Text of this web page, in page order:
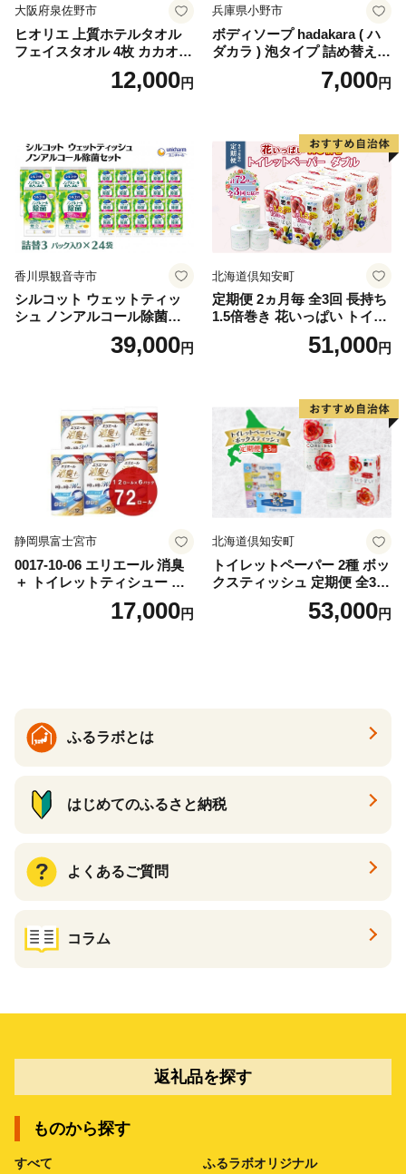
大阪府泉佐野市
ヒオリエ 上質ホテルタオル
フェイスタオル 4枚 カカオ
【タオル 泉州タオル 吸水 普
段使い 無地 シンプル 日用品
12,000円
兵庫県小野市
ボディソープ hadakara ( ハ
ダカラ ) 泡タイプ 詰め替え 4
40ml×4袋 ボディーソープ 泡
ボディソープ 泡 日用品 消耗
泡石鹸 石鹸 兵庫 兵庫県 小野
7,000円
香川県観音寺市
シルコット ウェットティッ
シュ ノンアルコール除菌詰
替（43枚×3P）×24袋 日用品
おもちゃ 拭き取り 手拭き 外
39,000円
北海道倶知安町
定期便 2ヵ月毎 全3回 長持ち
1.5倍巻き 花いっぱい トイレ
ットペーパー ダブル 45ｍ 計
72ロール 全18種 花柄 プリン
ー 消耗品 備蓄 送料無料 北海
道 倶知安町 日用品
51,000円
静岡県富士宮市
0017-10-06 エリエール 消臭
＋ トイレットティシュー し
っかり香るフレッシュクリア
の香り ダブル 12ロール×6パ
17,000円
北海道倶知安町
トイレットペーパー 2種 ボッ
クスティッシュ 定期便 全3
回 日本製 まとめ買い 防災
常備品 日用雑貨 消耗品 生活
53,000円
ふるラボとは
はじめてのふるさと納税
よくあるご質問
コラム
返礼品を探す
ものから探す
すべて ふるラボオリジナル